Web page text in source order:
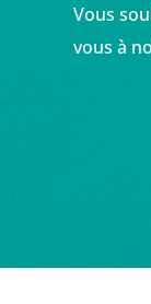
Vous
vous à